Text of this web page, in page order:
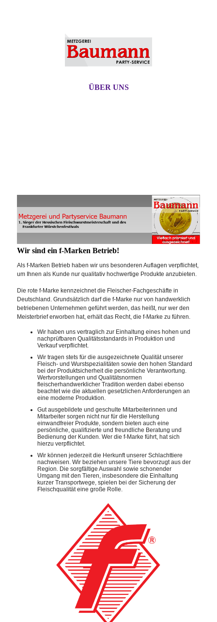
ÜBER UNS
Wir sind ein f-Marken Betrieb!
Als f-Marken Betrieb haben wir uns besonderen Auflagen verpflichtet,
um Ihnen als Kunde nur qualitativ hochwertige Produkte anzubieten.
Die rote f-Marke kennzeichnet die Fleischer-Fachgeschäfte in
Deutschland. Grundsätzlich darf die f-Marke nur von handwerklich
betriebenen Unternehmen geführt werden, das heißt, nur wer den
Meisterbrief erworben hat, erhält das Recht, die f-Marke zu führen.
Wir haben uns vertraglich zur Einhaltung eines hohen und
nachprüfbaren Qualitätsstandards in Produktion und
Verkauf verpflichtet.
Wir tragen stets für die ausgezeichnete Qualität unserer
Fleisch- und Wurstspezialitäten sowie den hohen Standard
bei der Produktsicherheit die persönliche Verantwortung.
Wertvorstellungen und Qualitätsnormen
fleischerhandwerklicher Tradition werden dabei ebenso
beachtet wie die aktuellen gesetzlichen Anforderungen an
eine moderne Produktion.
Gut ausgebildete und geschulte Mitarbeiterinnen und
Mitarbeiter sorgen nicht nur für die Herstellung
einwandfreier Produkte, sondern bieten auch eine
persönliche, qualifizierte und freundliche Beratung und
Bedienung der Kunden. Wer die f-Marke führt, hat sich
hierzu verpflichtet.
Wir können jederzeit die Herkunft unserer Schlachttiere
nachweisen. Wir beziehen unsere Tiere bevorzugt aus der
Region. Die sorgfältige Auswahl sowie schonender
Umgang mit den Tieren, insbesondere die Einhaltung
kurzer Transportwege, spielen bei der Sicherung der
Fleischqualität eine große Rolle.